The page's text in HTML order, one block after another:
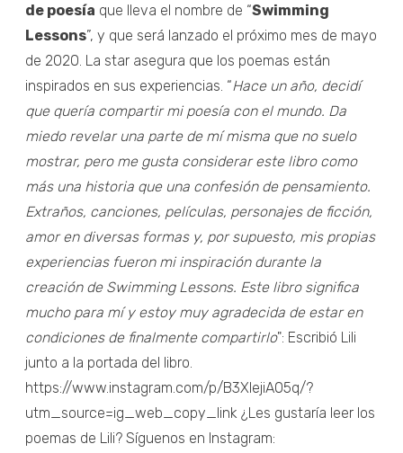
de poesía que lleva el nombre de “Swimming
Lessons”, y que será lanzado el próximo mes de mayo
de 2020. La star asegura que los poemas están
inspirados en sus experiencias. “Hace un año, decidí
que quería compartir mi poesía con el mundo. Da
miedo revelar una parte de mí misma que no suelo
mostrar, pero me gusta considerar este libro como
más una historia que una confesión de pensamiento.
Extraños, canciones, películas, personajes de ficción,
amor en diversas formas y, por supuesto, mis propias
experiencias fueron mi inspiración durante la
creación de Swimming Lessons. Este libro significa
mucho para mí y estoy muy agradecida de estar en
condiciones de finalmente compartirlo": Escribió Lili
junto a la portada del libro.
https://www.instagram.com/p/B3XlejiA05q/?
utm_source=ig_web_copy_link ¿Les gustaría leer los
poemas de Lili? Síguenos en Instagram: